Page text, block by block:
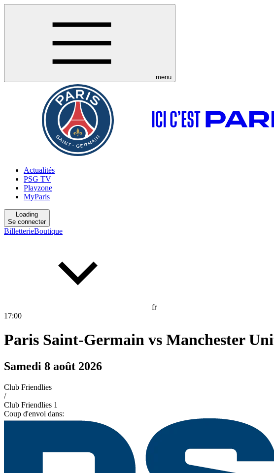
menu
Actualités
PSG TV
Playzone
MyParis
Loading
Se connecter
BilletterieBoutique
fr
17:00
Paris Saint-Germain vs Manchester
Samedi 8 août 2026
Club Friendlies
/
Club Friendlies 1
Coup d'envoi dans: